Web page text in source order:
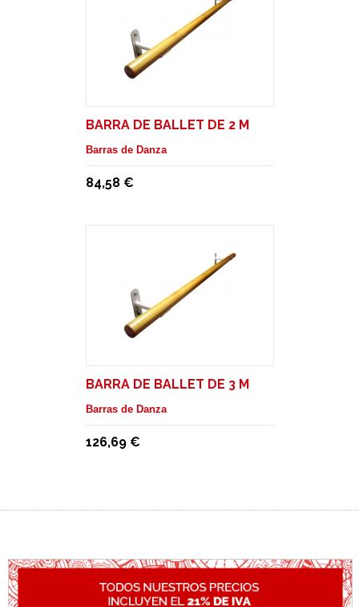
BARRA DE BALLET DE 2 M
Barras de Danza
84,58 €
BARRA DE BALLET DE 3 M
Barras de Danza
126,69 €